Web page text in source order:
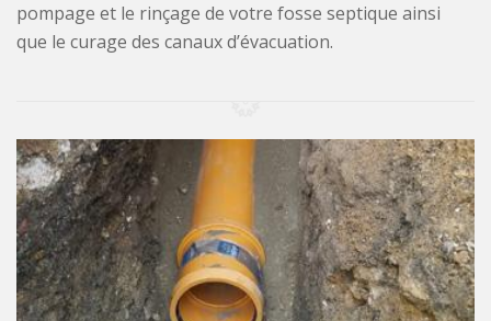
pompage et le rinçage de votre fosse septique ainsi
que le curage des canaux d’évacuation.